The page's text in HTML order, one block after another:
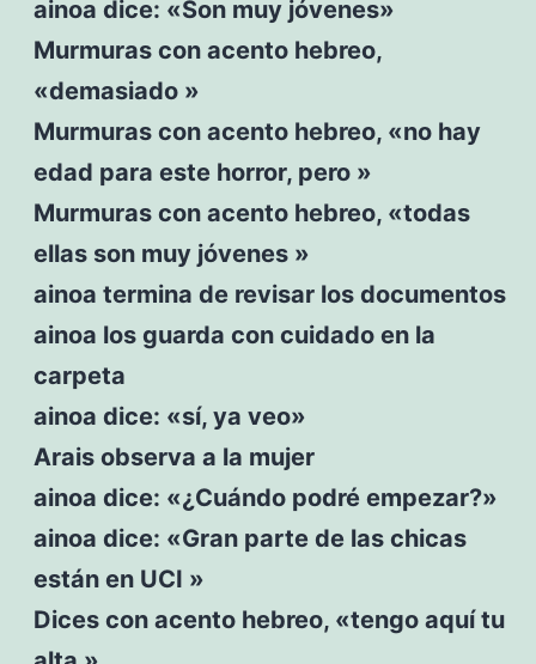
ainoa dice: «Son muy jóvenes»
Murmuras con acento hebreo,
«demasiado »
Murmuras con acento hebreo, «no hay
edad para este horror, pero »
Murmuras con acento hebreo, «todas
ellas son muy jóvenes »
ainoa termina de revisar los documentos
ainoa los guarda con cuidado en la
carpeta
ainoa dice: «sí, ya veo»
Arais observa a la mujer
ainoa dice: «¿Cuándo podré empezar?»
ainoa dice: «Gran parte de las chicas
están en UCI »
Dices con acento hebreo, «tengo aquí tu